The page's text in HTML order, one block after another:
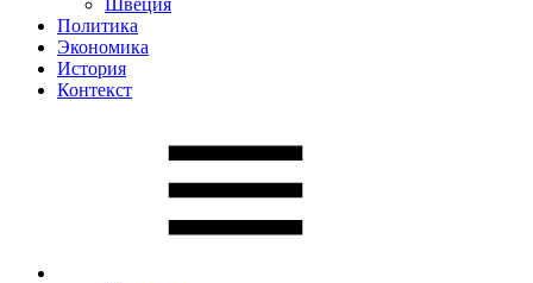
Швеция
Политика
Экономика
История
Контекст